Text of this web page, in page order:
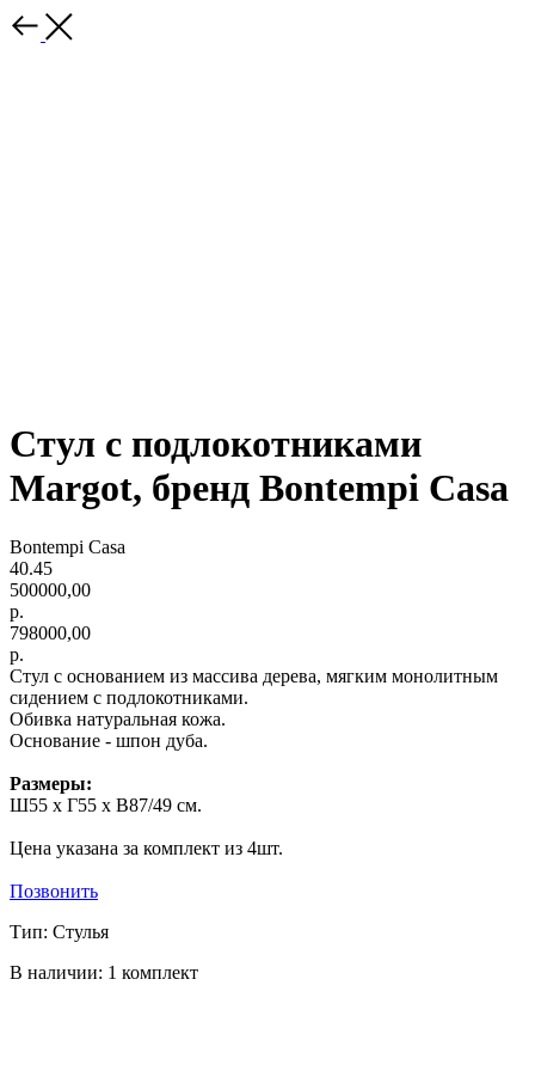
Стул с подлокотниками
Margot, бренд Bontempi Casa
Bontempi Casa
40.45
500000,00
р.
798000,00
р.
Стул с основанием из массива дерева, мягким монолитным
сидением с подлокотниками.
Обивка натуральная кожа.
Основание - шпон дуба.
Размеры:
Ш55 x Г55 x В87/49 см.
Цена указана за комплект из 4шт.
Позвонить
Тип: Стулья
В наличии: 1 комплект